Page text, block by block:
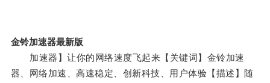
金铃加速器最新版
加速器】让你的网络速度飞起来【关键词】金铃加速
器、网络加速、高速稳定、创新科技、用户体验【描述】随